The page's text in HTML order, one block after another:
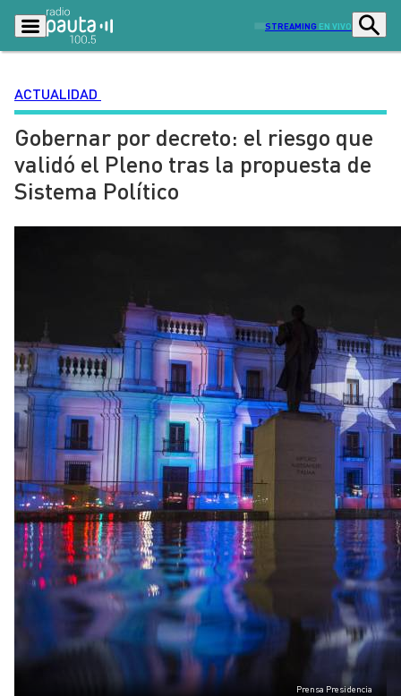
STREAMING EN VIVO
Podcasts Programas
Lo Último Actualidad
Ciudad
Entretención y Cultura
Dato en Pauta Señal 2
Contenido Patrocinado
ACTUALIDAD
Gobernar por decreto: el riesgo que
validó el Pleno tras la propuesta de
Sistema Político
Prensa Presidencia